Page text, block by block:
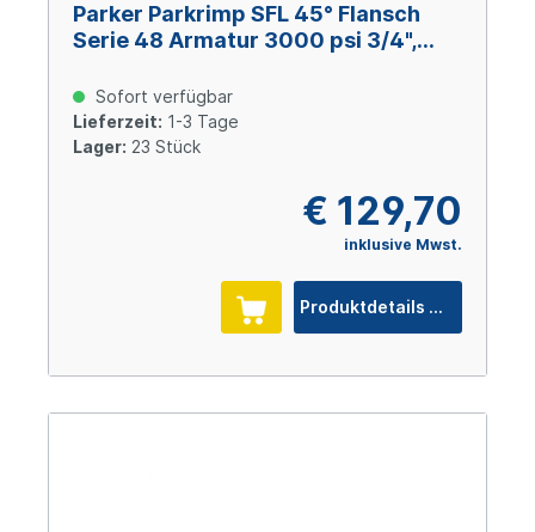
Parker Parkrimp SFL 45° Flansch
Serie 48 Armatur 3000 psi 3/4",
Cr(VI)-frei
Sofort verfügbar
Lieferzeit: 1-3 Tage
Lager: 23 Stück
€ 129,70
inklusive Mwst.
Produktdetails